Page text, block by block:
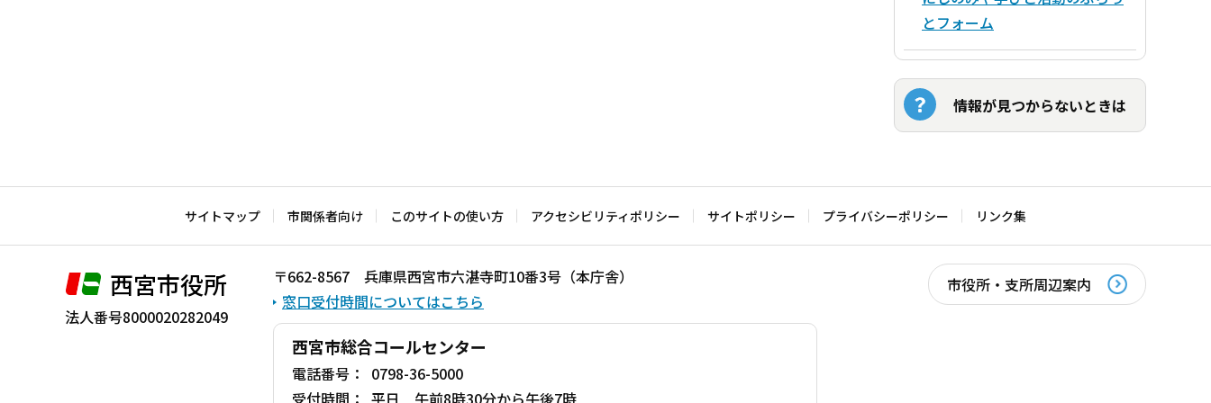
とフォーム
情報が見つからないときは
サイトマップ 市関係者向け このサイトの使い方 アクセシビリティポリシー サイトポリシー プライバシーポリシー リンク集
西宮市役所
法人番号8000020282049
〒662-8567 兵庫県西宮市六湛寺町10番3号（本庁舎）
窓口受付時間についてはこちら
西宮市総合コールセンター
電話番号：
0798-36-5000
受付時間： 平日 午前8時30分から午後7時
市役所・支所周辺案内